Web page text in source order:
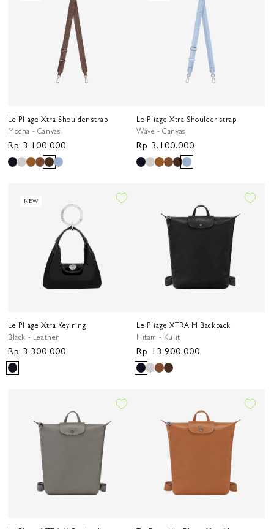
Le Pliage Xtra Shoulder strap
Mocha - Canvas
Harga
reguler
Rp 3.100.000
Le Pliage Xtra Shoulder strap
Wave - Canvas
Harga
reguler
Rp 3.100.000
NEW
Le Pliage Xtra Key ring
Black - Leather
Harga
reguler
Rp 3.300.000
Le Pliage XTRA M Backpack
Hitam - Kulit
Harga
reguler
Rp 13.900.000